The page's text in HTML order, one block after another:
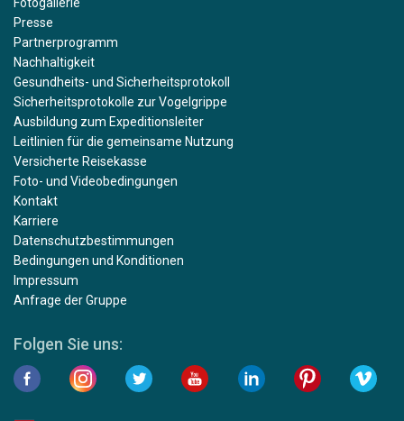
Presse
Partnerprogramm
Nachhaltigkeit
Gesundheits- und Sicherheitsprotokoll
Sicherheitsprotokolle zur Vogelgrippe
Ausbildung zum Expeditionsleiter
Leitlinien für die gemeinsame Nutzung
Versicherte Reisekasse
Foto- und Videobedingungen
Kontakt
Karriere
Datenschutzbestimmungen
Bedingungen und Konditionen
Impressum
Anfrage der Gruppe
Folgen Sie uns: